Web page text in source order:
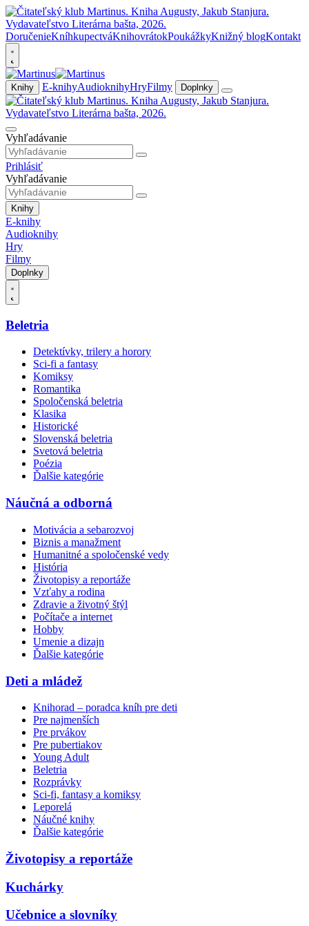
DoručenieKníhkupectváKnihovrátokPoukážkyKnižný blogKontakt
Knihy E-knihyAudioknihyHryFilmy Doplnky
Vyhľadávanie
Prihlásiť
Vyhľadávanie
Knihy
E-knihy
Audioknihy
Hry
Filmy
Doplnky
Beletria
Detektívky, trilery a horory
Sci-fi a fantasy
Komiksy
Romantika
Spoločenská beletria
Klasika
Historické
Slovenská beletria
Svetová beletria
Poézia
Ďalšie kategórie
Náučná a odborná
Motivácia a sebarozvoj
Biznis a manažment
Humanitné a spoločenské vedy
História
Životopisy a reportáže
Vzťahy a rodina
Zdravie a životný štýl
Počítače a internet
Hobby
Umenie a dizajn
Ďalšie kategórie
Deti a mládež
Knihorad – poradca kníh pre deti
Pre najmenších
Pre prvákov
Pre pubertiakov
Young Adult
Beletria
Rozprávky
Sci-fi, fantasy a komiksy
Leporelá
Náučné knihy
Ďalšie kategórie
Životopisy a reportáže
Kuchárky
Učebnice a slovníky